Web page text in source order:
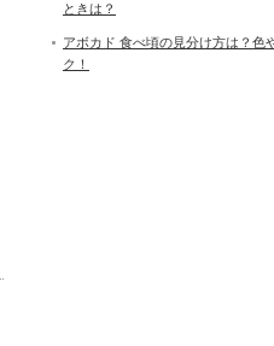
ときは？
アボカド 食べ頃の見分け方は？色
ク！